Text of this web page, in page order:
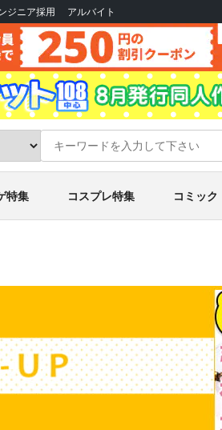
ジニア採用 アルバイト
特集 コスプレ特集 コミッ